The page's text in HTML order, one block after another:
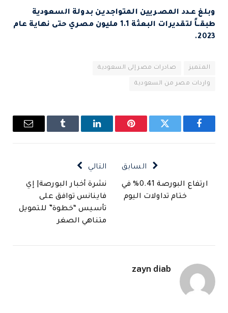
وبلغ عـدد المصـريين المتواجديـن بدولة السعودية
طبقــاً لتقديرات البعثة 1.1 مليون مصري حتى نهاية عام
2023.
المتميز صادرات مصر إلى السعودية
واردات مصر من السعودية
فيسبوك تويتر بينتيريستلينكدإن Tumblr
البريد
السابق
ارتفاع البورصة 0.41% في
ختام تداولات اليوم
التالي
نشرة أخبار البورصة| إي
فاينانس توافق على
تأسيس “خطوة” للتمويل
متناهي الصغر
zayn diab